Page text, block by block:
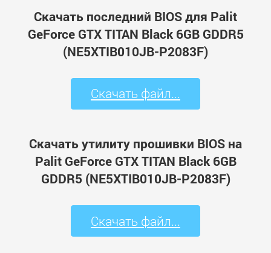
Скачать последний BIOS для Palit
GeForce GTX TITAN Black 6GB GDDR5
(NE5XTIB010JB-P2083F)
Скачать файл...
Скачать утилиту прошивки BIOS на
Palit GeForce GTX TITAN Black 6GB
GDDR5 (NE5XTIB010JB-P2083F)
Скачать файл...